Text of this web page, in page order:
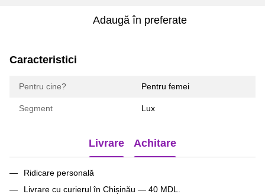
Adaugă în preferate
Caracteristici
Pentru cine? Pentru femei
Segment Lux
Livrare Achitare
Ridicare personală
Livrare cu curierul în Chișinău — 40 MDL.